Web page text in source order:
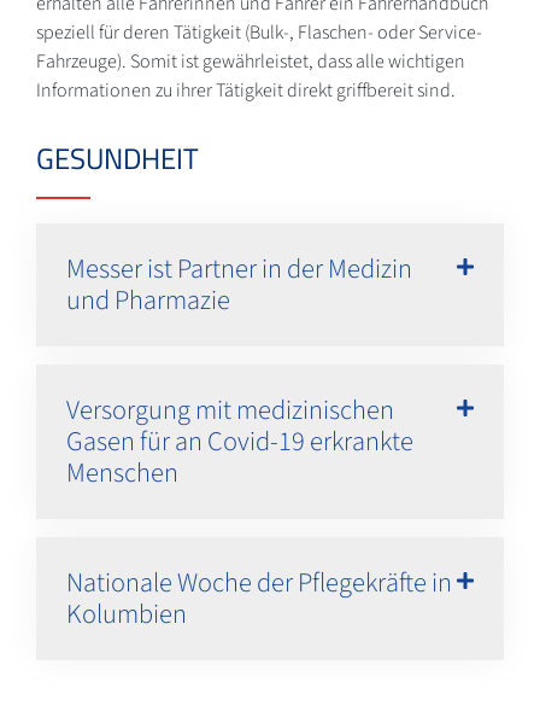
speziell für deren Tätigkeit (Bulk-, Flaschen- oder Service-
Fahrzeuge). Somit ist gewährleistet, dass alle wichtigen
Informationen zu ihrer Tätigkeit direkt griffbereit sind.
GESUNDHEIT
Messer ist Partner in der Medizin
und Pharmazie
Versorgung mit medizinischen
Gasen für an Covid-19 erkrankte
Menschen
Nationale Woche der Pflegekräfte in
Kolumbien